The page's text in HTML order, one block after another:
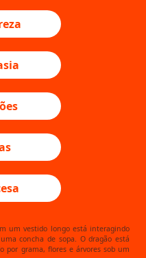
um vestido longo está interagindo
concha de sopa. O dragão está
por grama, flores e árvores sob um